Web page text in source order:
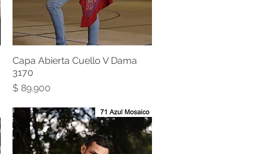
Capa Abierta Cuello V Dama
3170
Precio
$ 89.900